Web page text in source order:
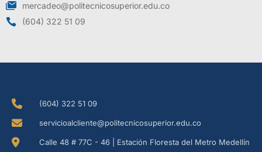
mercadeo@politecnicosuperior.edu.co
(604) 322 51 09
(604) 322 51 09
servicioalcliente@politecnicosuperior.edu.co
Calle 48 # 77C - 46 | Estación Floresta del Metro Medellín